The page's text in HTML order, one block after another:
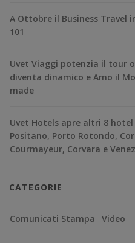
A Ottobre il Business Travel
101
Uvet Viaggi potenzia il tour
diventa dinamico e Amo il
made
Uvet Hotels apre altri 8
Positano, Porto Rotondo,
Courmayeur, Corvara e
CATEGORIE
Comunicati Stampa Video